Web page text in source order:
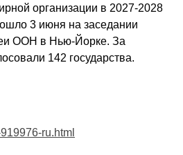
организации в 2027-2028
3 июня на заседании
ООН в Нью-Йорке. За
142 государства.
ru.html